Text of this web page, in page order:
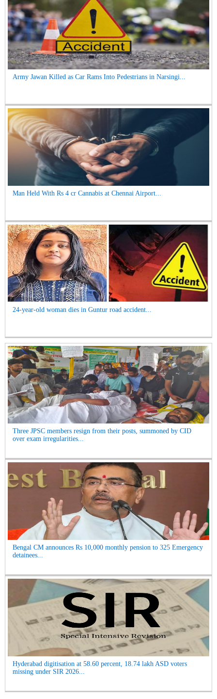
Army Jawan Killed as Car Rams Into Pedestrians in Narsingi...
Man Held With Rs 4 cr Cannabis at Chennai Airport...
24-year-old woman dies in Guntur road accident...
Three JPSC members resign from their posts, summoned by CID
over exam irregularities...
Bengal CM announces Rs 10,000 monthly pension to 325 Emergency
detainees...
Hyderabad digitisation at 58.60 percent, 18.74 lakh ASD voters
missing under SIR 2026...